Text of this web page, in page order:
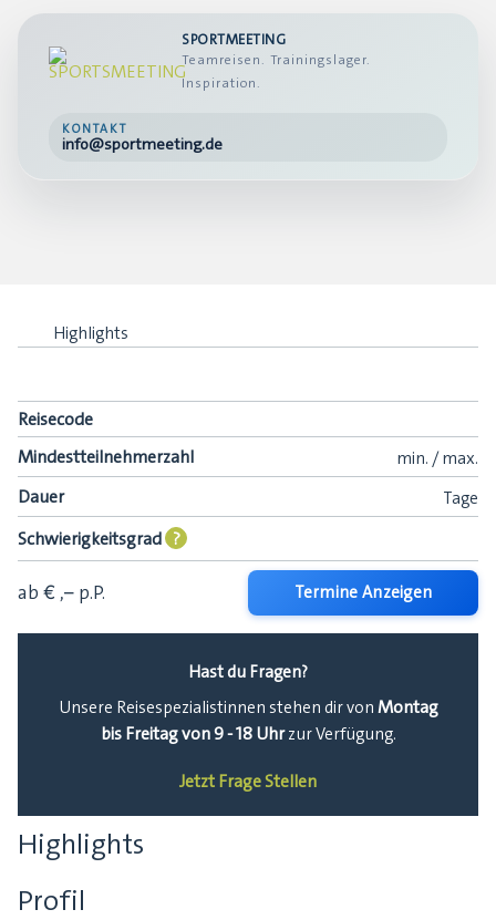
SPORTMEETING
Teamreisen. Trainingslager.
Inspiration.
KONTAKT
info@sportmeeting.de
Highlights
Reisecode
Mindestteilnehmerzahl
min. /max.
Dauer Tage
Schwierigkeitsgrad ?
ab € ,– p.P. Termine Anzeigen
Hast du Fragen?
Unsere Reisespezialistinnen stehen dir von Montag
bis Freitag von 9 - 18 Uhrzur Verfügung.
Jetzt Frage Stellen
Highlights
Profil